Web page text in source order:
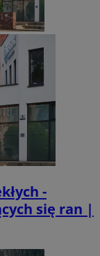
-
się ran |